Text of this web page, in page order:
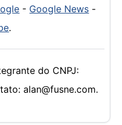
- Google News -
.
do CNPJ:
alan@fusne.com.